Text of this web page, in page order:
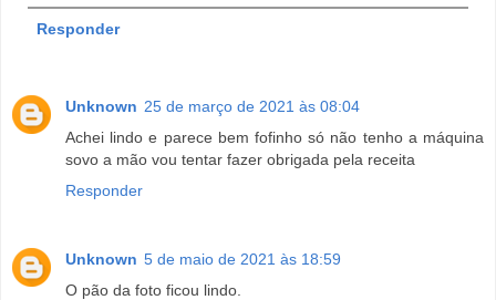
Responder
Unknown 25 de março de 2021 às 08:04
Achei lindo e parece bem fofinho só não tenho a máquina
sovo a mão vou tentar fazer obrigada pela receita
Responder
Unknown 5 de maio de 2021 às 18:59
O pão da foto ficou lindo.